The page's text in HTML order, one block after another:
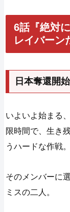
6話『絶対
レイバーン
日本奪還開始
いよいよ始まる
限時間で、生き
うハードな作戦。
そのメンバーに
ミスの二人。